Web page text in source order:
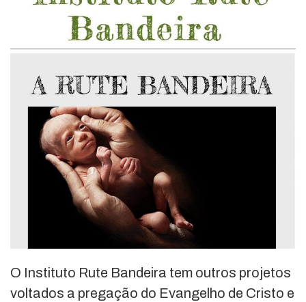
O Instituto Rute Bandeira tem outros projetos
voltados a pregação do Evangelho de Cristo e